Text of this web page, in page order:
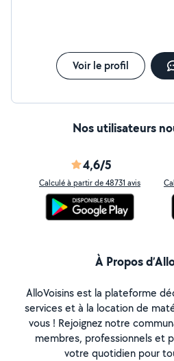
Voir le profil
Nos utilisateurs
4,6/5
Calculé à partir de 48731 avis
À Propos
AlloVoisins est la plateforme
services et à la location de
vous ! Rejoignez notre
membres, professionnels et
votre quotidien pour